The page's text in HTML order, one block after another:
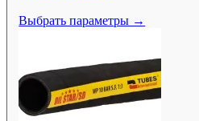
Выбрать параметры →